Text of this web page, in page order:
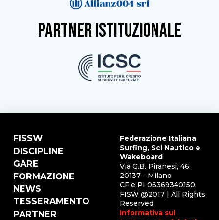
partner istituzionale
FISSW
DISCIPLINE
GARE
FORMAZIONE
NEWS
TESSERAMENTO
PARTNER
Federazione Italiana
Surfing, Sci Nautico e
Wakeboard
Via G.B. Piranesi, 46
20137 - Milano
CF e PI 06369340150
FISW @2017 | All Rights
Reserved
Informativa sul